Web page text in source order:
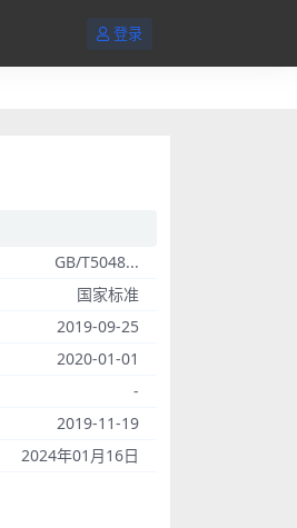
登录
GB/T5048...
国家标准
2019-09-25
2020-01-01
-
2019-11-19
2024年01月16日